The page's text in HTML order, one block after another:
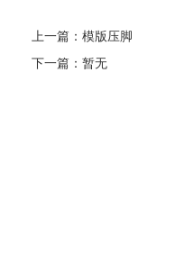
上一篇： 模版压脚
下一篇： 暂无